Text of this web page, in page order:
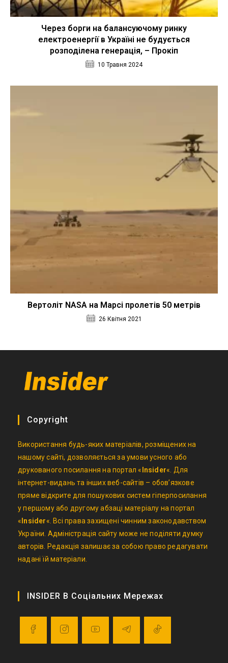
Через борги на балансуючому ринку
електроенергії в Україні не будується
розподілена генерація, – Прокіп
10 Травня 2024
Вертоліт NASA на Марсі пролетів 50 метрів
26 Квітня 2021
Copyright
Використання будь-яких матеріалів, розміщених на
нашому сайті, дозволяється за умови усного або
друкованого посилання на портал « Insider«. Для
інтернет-видань та інших веб-сайтів – обов’язкове
пряме відкрите для пошукових систем гіперпосилання
у першому або другому абзаці матеріалу на портал
« Insider«. Всі права захищені чинним законодавством
України. Адміністрація сайту може не поділяти думку
авторів. Редакція залишає за собою право редагувати
надані їй матеріали.
INSIDER В Соціальних Мережах